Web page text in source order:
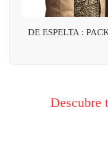
DE ESPELTA :
Descubre